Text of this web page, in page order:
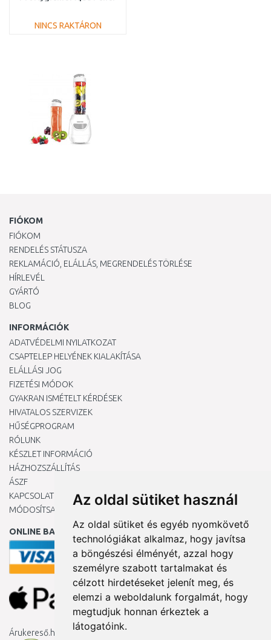
Az oldal sütiket használ
Az oldal sütiket és egyéb nyomkövető
technológiákat alkalmaz, hogy javítsa
a böngészési élményét, azzal hogy
személyre szabott tartalmakat és
célzott hirdetéseket jelenít meg, és
elemzi a weboldalunk forgalmát, hogy
megtudjuk honnan érkeztek a
látogatóink.
NINCS RAKTÁRON
FIÓKOM
FIÓKOM
RENDELÉS STÁTUSZA
REKLAMÁCIÓ, ELÁLLÁS, MEGRENDELÉS TÖRLÉSE
HÍRLEVÉL
GYÁRTÓ
BLOG
INFORMÁCIÓK
ADATVÉDELMI NYILATKOZAT
CSAPTELEP HELYÉNEK KIALAKÍTÁSA
ELÁLLÁSI JOG
FIZETÉSI MÓDOK
GYAKRAN ISMÉTELT KÉRDÉSEK
HIVATALOS SZERVIZEK
HŰSÉGPROGRAM
RÓLUNK
KÉSZLET INFORMÁCIÓ
HÁZHOZSZÁLLÍTÁS
ÁSZF
KAPCSOLAT
MÓDOSÍTSA A COOKIE-BEÁLLÍTÁSAIMAT
ONLINE BANKKÁRTYÁVAL
Árukereső.hu